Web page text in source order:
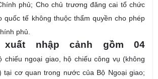
phủ; Cho chủ trương đăng cai tổ chức
quốc tế không thuộc thẩm quyền cho phép
phủ.
nhập cảnh gồm 04
chiếu ngoại giao, hộ chiếu công vụ (không
tại cơ quan trong nước của Bộ Ngoại giao;